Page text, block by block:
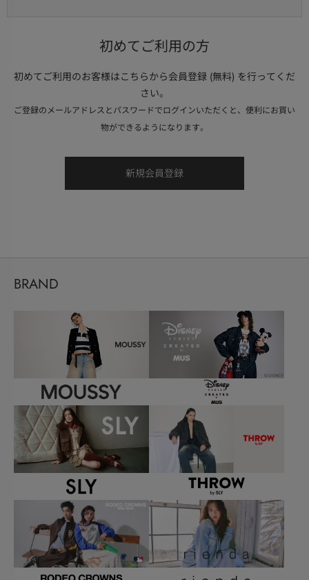
初めてご利用の方
初めてご利用のお客様はこちらから会員登録 (無料) を行ってくだ
さい。
ご登録のメールアドレスとパスワードでログインいただくと、便利にお買い
物ができるようになります。
BRAND